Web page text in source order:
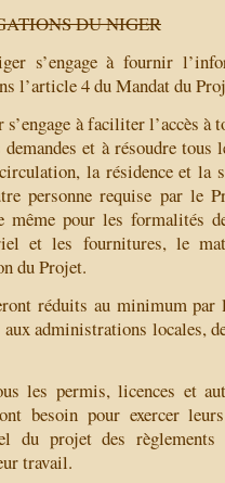
DU NIGER
s’engage à fournir
l’article 4 du Mandat du
à faciliter l’accès à
et à résoudre tous
la résidence et la
personne requise par le
pour les formalités
et les fournitures, le
du Projet.
réduits au minimum
aux administrations locales,
les permis, licences et
besoin pour exercer
du projet des
travail.